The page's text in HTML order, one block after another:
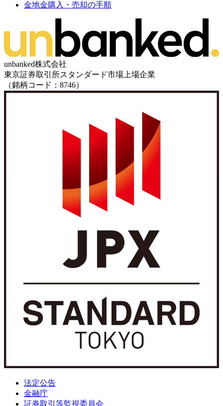
金地金購入・売却の手順
unbanked株式会社
東京証券取引所スタンダード市場上場企業
（銘柄コード：8746）
法定公告
金融庁
証券取引等監視委員会